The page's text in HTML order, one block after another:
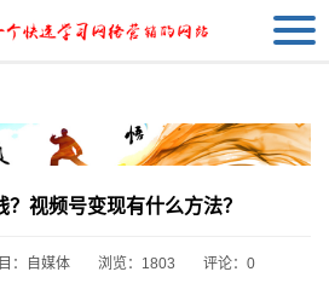
视频号变现有什么方法？
： 自媒体 浏览：1803 评论：0